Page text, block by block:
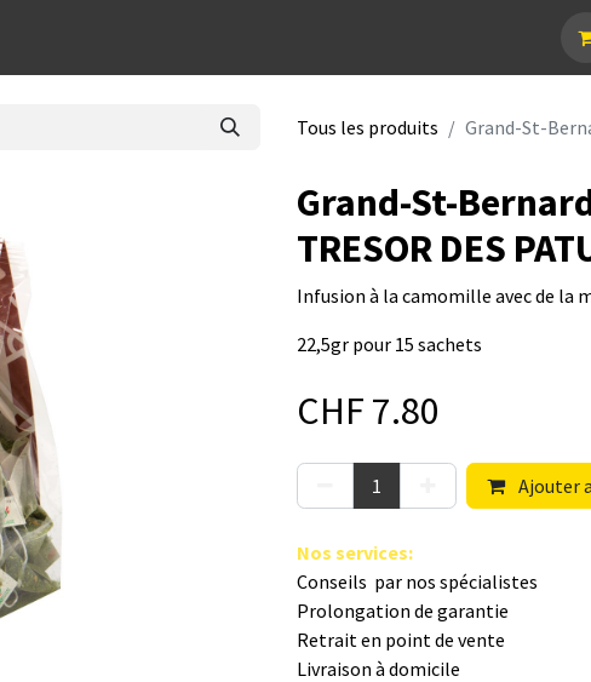
Tous les produits Grand-St-
Grand-St-
TRESOR DES
Infusion à la camomille avec de la
22,5gr pour 15 sachets
CHF 7.80
Ajouter
Nos s​ervices:
Conseils par nos spé​cialistes
Prolongation de garantie
Retrait en point de vente
Livraison à domicile